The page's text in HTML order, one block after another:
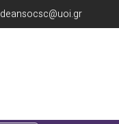
deansocsc@uoi.gr